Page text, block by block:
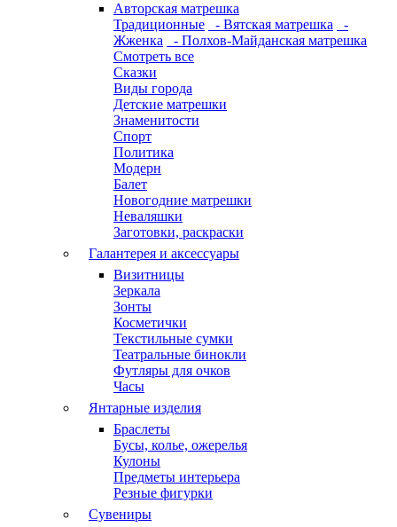
Авторская матрешка
Традиционные
- Вятская матрешка
-
Жженка
- Полхов-Майданская матрешка
Смотреть все
Сказки
Виды города
Детские матрешки
Знаменитости
Спорт
Политика
Модерн
Балет
Новогодние матрешки
Неваляшки
Заготовки, раскраски
Галантерея и аксессуары
Визитницы
Зеркала
Зонты
Косметички
Текстильные сумки
Театральные бинокли
Футляры для очков
Часы
Янтарные изделия
Браслеты
Бусы, колье, ожерелья
Кулоны
Предметы интерьера
Резные фигурки
Сувениры